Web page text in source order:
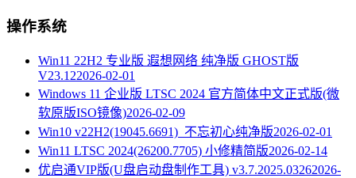
操作系统
Win11 22H2 专业版 遐想网络 纯净版 GHOST版
V23.122026-02-01
Windows 11 企业版 LTSC 2024 官方简体中文正式版(微
软原版ISO镜像)2026-02-09
Win10 v22H2(19045.6691)_不忘初心纯净版2026-02-01
Win11 LTSC 2024(26200.7705) 小修精简版2026-02-14
优启通VIP版(U盘启动盘制作工具) v3.7.2025.03262026-